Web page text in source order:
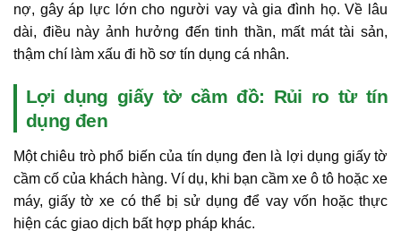
nợ, gây áp lực lớn cho người vay và gia đình họ. Về lâu
dài, điều này ảnh hưởng đến tinh thần, mất mát tài sản,
thậm chí làm xấu đi hồ sơ tín dụng cá nhân.
Lợi dụng giấy tờ cầm đồ: Rủi ro từ tín
dụng đen
Một chiêu trò phổ biến của tín dụng đen là lợi dụng giấy tờ
cầm cố của khách hàng. Ví dụ, khi bạn cầm xe ô tô hoặc xe
máy, giấy tờ xe có thể bị sử dụng để vay vốn hoặc thực
hiện các giao dịch bất hợp pháp khác.